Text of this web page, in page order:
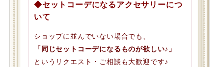
◆セットコーデになるアクセサリーにつ
いて
ショップに並んでいない場合でも、
「同じセットコーデになるものが欲しい♪」
というリクエスト・ご相談も大歓迎です♪